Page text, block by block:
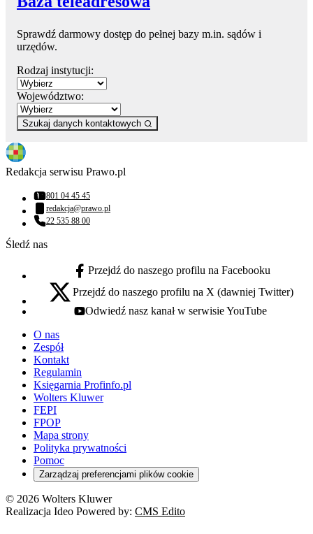
Sprawdź darmowy dostęp do pełnej bazy m.in. sądów i
urzędów.
Rodzaj instytucji:
Województwo:
Szukaj danych kontaktowych
Redakcja serwisu Prawo.pl
Numer telefonu:
801 04 45 45
Adres email:
redakcja@prawo.pl
Numer telefonu:
22 535 88 00
Śledź nas
facebook - otwiera się w nowej karcie
Przejdź do naszego profilu na Facebooku
x - otwiera się w nowej karcie
Przejdź do naszego profilu na X (dawniej Twitter)
youtube - otwiera się w nowej karcie
Odwiedź nasz kanał w serwisie YouTube
O nas
Zespół
Kontakt
Regulamin
Księgarnia Profinfo.pl
Wolters Kluwer
FEPI
FPOP
Mapa strony
Polityka prywatności
Pomoc
Zarządzaj preferencjami plików cookie
© 2026 Wolters Kluwer
Realizacja Ideo Powered by: CMS Edito